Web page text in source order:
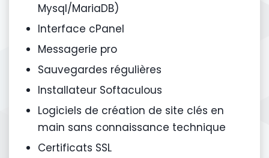
Mysql/MariaDB)
Interface cPanel
Messagerie pro
Sauvegardes régulières
Installateur Softaculous
Logiciels de création de site clés en
main sans connaissance technique
Certificats SSL